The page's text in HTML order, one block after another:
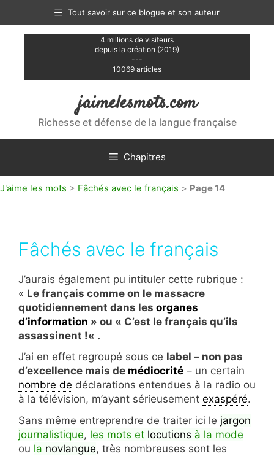
contenu
Tout savoir sur ce blogue et son auteur
4 millions de visiteurs
depuis la création (2019)
---
10069 articles
jaimelesmots.com
Richesse et défense de la langue française
Chapitres
J'aime les mots > Fâchés avec le français > Page 14
Fâchés avec le français
J’aurais également pu intituler cette rubrique :
« Le français comme on le massacre
quotidiennement dans les organes
d’information » ou « C’est le français qu’ils
assassinent !« .
J’ai en effet regroupé sous ce label – non pas
d’excellence mais de médiocrité – un certain
nombre de déclarations entendues à la radio ou
à la télévision, m’ayant sérieusement exaspéré.
Sans même entreprendre de traiter ici le jargon
journalistique, les mots et locutions à la mode
ou la novlangue, très nombreuses sont les